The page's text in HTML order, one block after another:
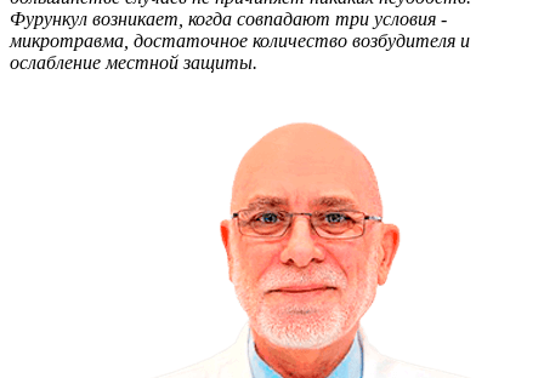
Фурункул возникает, когда совпадают три условия -
микротравма, достаточное количество возбудителя и
ослабление местной защиты.